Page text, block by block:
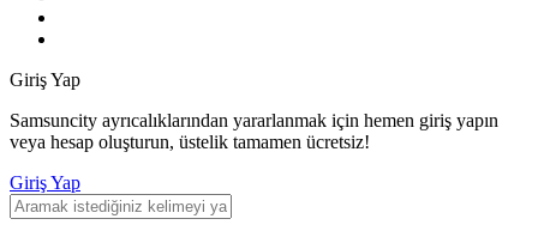
Giriş Yap
Samsuncity ayrıcalıklarından yararlanmak için hemen giriş yapın
veya hesap oluşturun, üstelik tamamen ücretsiz!
Giriş Yap